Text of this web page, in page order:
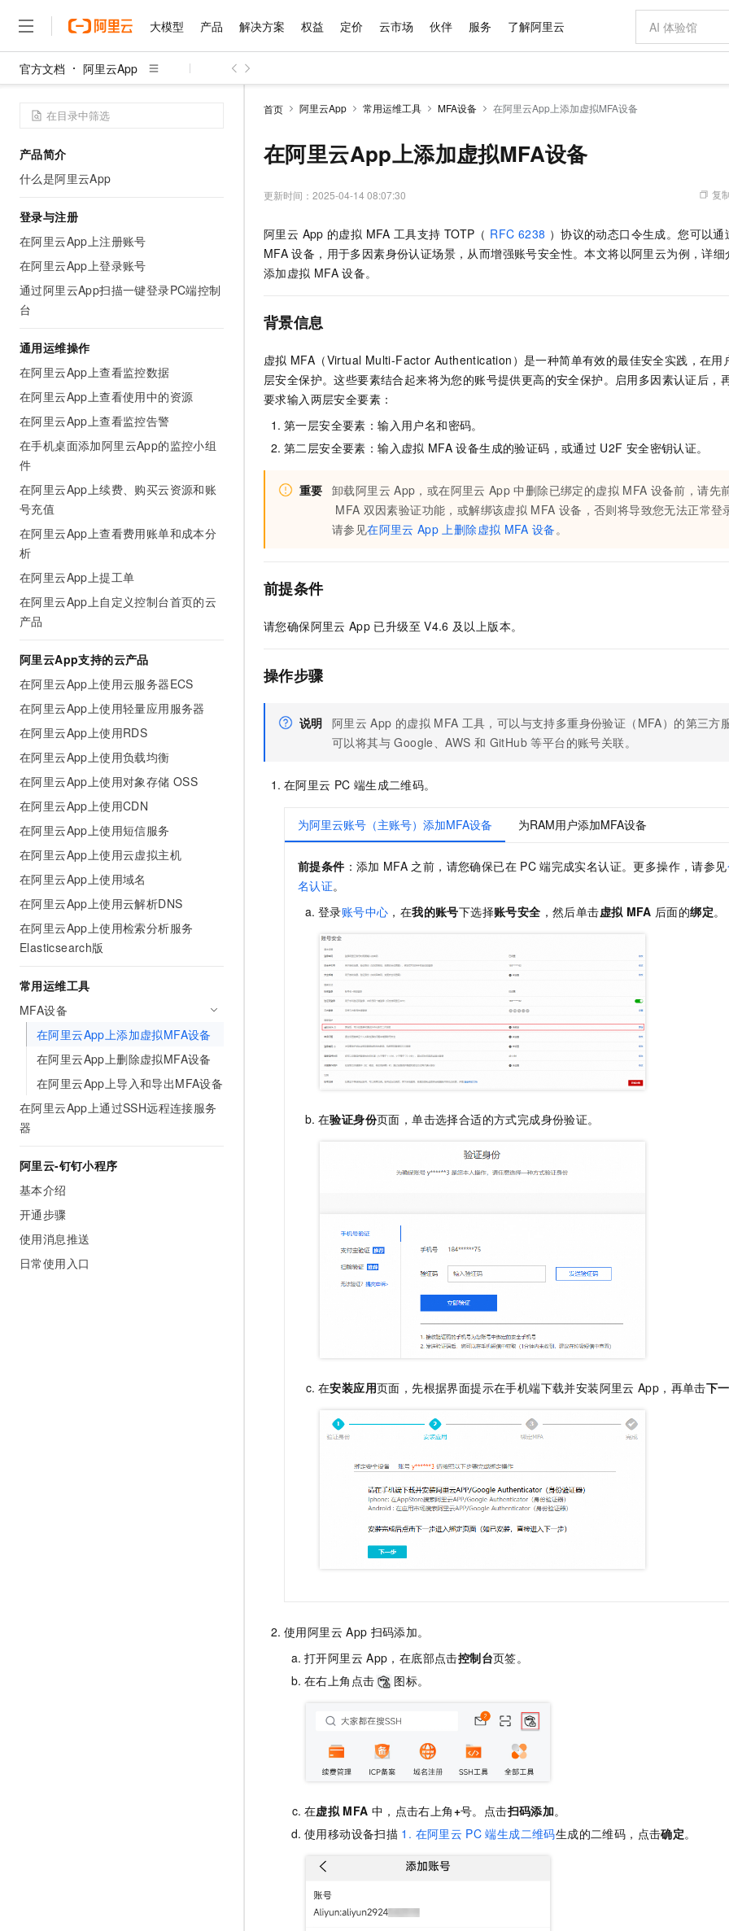
大模型 产品 解决方案 权益 定价 云市场 伙伴 服务 了解阿里云
官方文档 阿里云App
产品简介
什么是阿里云App
登录与注册
在阿里云App上注册账号
在阿里云App上登录账号
通过阿里云App扫描一键登录PC端控制
台
通用运维操作
在阿里云App上查看监控数据
在阿里云App上查看使用中的资源
在阿里云App上查看监控告警
在手机桌面添加阿里云App的监控小组
件
在阿里云App上续费、购买云资源和账
号充值
在阿里云App上查看费用账单和成本分
析
在阿里云App上提工单
在阿里云App上自定义控制台首页的云
产品
阿里云App支持的云产品
在阿里云App上使用云服务器ECS
在阿里云App上使用轻量应用服务器
在阿里云App上使用RDS
在阿里云App上使用负载均衡
在阿里云App上使用对象存储 OSS
在阿里云App上使用CDN
在阿里云App上使用短信服务
在阿里云App上使用云虚拟主机
在阿里云App上使用域名
在阿里云App上使用云解析DNS
在阿里云App上使用检索分析服务
Elasticsearch版
常用运维工具
MFA设备
在阿里云App上添加虚拟MFA设备
在阿里云App上删除虚拟MFA设备
在阿里云App上导入和导出MFA设备
在阿里云App上通过SSH远程连接服务
器
阿里云-钉钉小程序
基本介绍
开通步骤
使用消息推送
日常使用入口
首页 阿里云App 常用运维工具 MFA设备 在阿里云App上添加虚拟MFA设备
在阿里云App上添加虚拟MFA设备
更新时间： 2025-04-14 08:07:30 复
阿里云 App 的虚拟 MFA 工具支持 TOTP（ RFC 6238 ）协议的动态口令生成。您可以
MFA 设备， 用于多因素身份认证场景，从而增强账号安全性。本文将以阿里云为例，详
添加虚拟 MFA 设备。
背景信息
虚拟 MFA（Virtual Multi-Factor Authentication）是一种简单有效的最佳安全实践，在用
层安全保护。这些要素结合起来将为您的账号提供更高的安全保护。启用多因素认证后，
要求输入两层安全要素：
第一层安全要素：输入用户名和密码。
第二层安全要素：输入虚拟 MFA 设备生成的验证码，或通过 U2F 安全密钥认证。
重要 卸载阿里云 App，或在阿里云 App 中删除已绑定的虚拟 MFA 设备前，请先
MFA 双因素验证功能，或解绑该虚拟 MFA 设备，否则将导致您无法正常登
请参见在阿里云 App 上删除虚拟 MFA 设备。
前提条件
请您确保阿里云 App 已升级至 V4.6 及以上版本。
操作步骤
说明 阿里云 App 的虚拟 MFA 工具，可以与支持多重身份验证（MFA）的第三方
可以将其与 Google、AWS 和 GitHub 等平台的账号关联。
在阿里云 PC 端生成二维码。
为阿里云账号（主账号）添加MFA设备 为RAM用户添加MFA设备
前提条件 ：添加 MFA 之前，请您确保已在 PC 端完成实名认证。更多操作，请参见
名认证。
登录账号中心 ，在我的账号下选择账号安全 ，然后单击虚拟 MFA 后面的绑定。
在验证身份页面，单击选择合适的方式完成身份验证。
在安装应用页面，先根据界面提示在手机端下载并安装阿里云 App，再单击下
使用阿里云 App 扫码添加。
打开阿里云 App，在底部点击控制台页签。
在右上角点击
图标。
在虚拟 MFA 中，点击右上角+号。点击扫码添加。
使用移动设备扫描 1. 在阿里云 PC 端生成二维码生成的二维码，点击确定。
大模型
千问AI平台
Qwen3.8-Max HOT
智能体时代全能旗舰模型
能看、能想、能动手的多模态智能体模型
Qwen3-VL-Plus
Kimi-K3 NEW
GLM-5.2
1M上下文，专为长程任务能力而生
Wan2.7-
大模型服务
千问AI平台-Token Plan
个人版上线、团队版降价；千问3.8-Max首发发尝鲜
千问AI平台-模型体验
在线体验全尺寸、多种模态的模型效果
AI 应用构建
丰富多元化的应用模版和解决方案
大模型服务平台百炼-智能体
灵活可视化地构建企业级 Agent
面向真实软件
万有无界
快速部署 Dify，高效搭建 AI 应用
10 分钟在聊天系统中增加一个 AI 助手 即刻拥有 DeepSeek-R1 满血版
产品
精选产品
人工智能与机器学习
计算
容器
网络与CDN
安全
中间件
数据库
大数据计算
媒体服务
域名与网站
终端用户计算
开发工具
迁移与运维管理
精选产品
大模型服务与应用平台
多元化、高性能、安全可靠的大模型服务
无影云电脑
随时随地安全接入的云上超级电脑
云解析DNS
云原生大数据计算服务 MaxCompute
提供智能易用的域名与建站服务
人工智能平台 PAI 大模型
一站式AI开发、训练和推理服务
Qoder
面向真实软件
解决方案
精选解决方案
AI
互联网应用开发
大数据
安全
网络
上云与迁云
政企业务
精选解决方案
企业级Agent产品，直接交付可用成果
HappyHorse 打造一站式影视创作平台
可视化编排打通从文字构思到成片全链路闭环
快速拥有专属 OpenClaw
上传文档即自动完成翻译和格式还原
Hermes Agent，打造自进化智能体
自主进化，持久记忆，越用越聪明
轻松解锁专
5 分钟轻松
权益 普惠上云
云服务器38元/年起，超值低价云产品抢先购
推荐新用户得奖励，单订单最高返9万
云工开物
高校专属算力普惠，学生认证享300元代金券
解决方案免费试用 新老同享
AI 产品 免费试用
1亿+ 大模型 tokens 和 30+ 款产品免费体验
140+云产品 免费试用
产品新客免费试用，最长12个月
助力企业全员 AI 认知与能力提升
AI 特惠
至高享 1亿+免费 tokens，加速 Al 应用落地
Token Plan 模型订阅计划
Qwen3.8-Max 首发尝鲜，限时加量 10 倍，夜间低至2折
Night Plan 支持 Qwen 3.8-Max NEW
AI 场景体
从图文生成
AI 广告创作
图文、视频一
AI 办公
自动承接线索
定价 产品定价
了解云产品的定价详情
云上成本管理
管理和优化成本
价格计算器
自助选配和估算价格
价格优势
配置报价
云市场 精选商城
多端小程序
观测云
Tuya 物联网平台阿里云版
电子合同
畅捷通
Tableau 订阅
AI空中课堂在线直播课堂（旗舰版）
行业生态解决方案
开发者生态解决方案
数据与 API
手机三要素
OCR 文字识别
企业应用
CRM
财税管理
400电话
基础软件
JAVA
Ubuntu
Red Hat
模板建站
伙伴 成为销售伙伴
咨询伙伴
销售伙伴合作计划
无影生态合作计划
Salesforce On Alibaba Cloud
Consulting Partner 合作计划
成为产品伙伴
产品生态伙伴
产品伙伴
云网络合作
服务生态伙伴
服务 售前咨询
售后服务
自助服务
在线服务
工单服务
企业增值服务
专家技术服务
企业成长
服务实践
阿里云认证
信息公告
官网公告
了解阿里云 为什么选择阿里云
技术领先
分析师报告
研究报告与白皮书
天池大赛
AI 算法大赛
云开发大赛
最佳实践
云上奥运之旅
看见新力量
市场活动
魔搭
云工开物